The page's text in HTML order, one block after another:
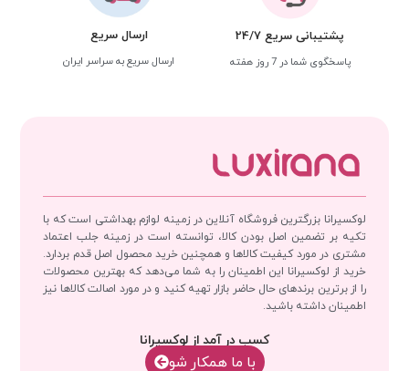
پشتیبانی سریع 24/7
پاسخگوی شما در 7 روز هفته
ارسال سریع
ارسال سریع به سراسر ایران
لوکسیرانا بزرگترین فروشگاه آنلاین در زمینه لوازم بهداشتی است که با
تکیه بر تضمین اصل بودن کالا، توانسته است در زمینه جلب اعتماد
مشتری در مورد کیفیت کالاها و همچنین خرید محصول اصل قدم بردارد.
خرید از لوکسیرانا این اطمینان را به شما می‌دهد که بهترین محصولات
را از برترین برندهای حال حاضر بازار تهیه کنید و در مورد اصالت کالاها نیز
اطمینان داشته باشید.
کسب در آمد از لوکسیرانا
با‌‌ ما همکار شو